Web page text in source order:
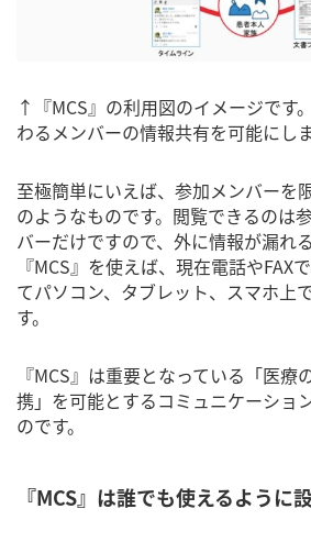
↑『MCS』の利用図のイメージです
わるメンバーの情報共有を可能にしま
至極簡単にいえば、参加メンバーを
のようなものです。閲覧できるのは
バーだけですので、外に情報が漏れ
『MCS』を使えば、現在電話やFAX
てパソコン、タブレット、スマホ上
す。
『MCS』は重要となっている「医療
携」を可能とするコミュニケーショ
のです。
『MCS』は誰でも使えるように